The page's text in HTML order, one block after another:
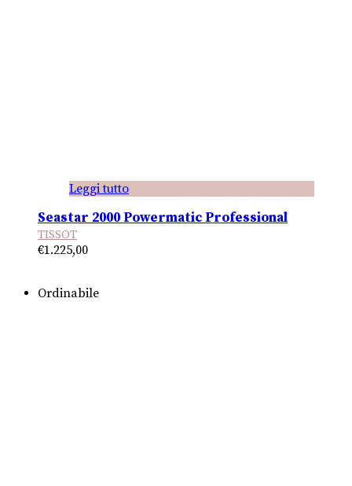
Leggi tutto
Seastar 2000 Powermatic Professional
TISSOT
€1.225,00
Ordinabile